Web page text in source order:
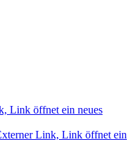
Link öffnet ein neues
Link, Link öffnet ein